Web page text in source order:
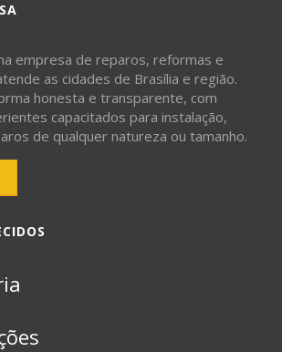
empresa de reparos, reformas e
as cidades de Brasília e região.
honesta e transparente, com
capacitados para instalação,
de qualquer natureza ou tamanho.